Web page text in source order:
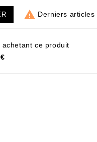
 Derniers articles
ce produit